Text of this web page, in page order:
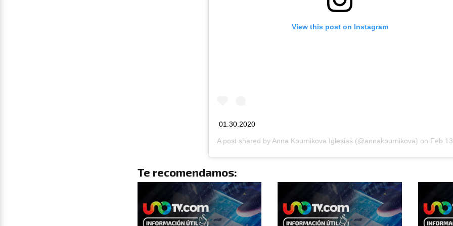
View this post on Instagram
01.30.2020
A post shared by Anna Kournikova Iglesias (@annakournikova) on Feb 13, 2020 at 10:42am
Te recomendamos: